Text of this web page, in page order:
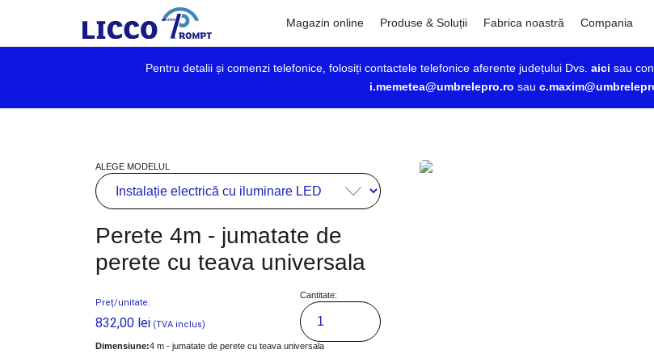
Magazin online Produse & Soluții Fabrica noastră Compania
Pentru detalii și comenzi telefonice, folosiți contactele telefonice aferente județului Dvs. aici sau
i.memetea@umbrelepro.ro sau
ALEGE MODELUL
Perete 4m - jumatate de
perete cu teava universala
Preț/unitate:
832,00 lei (TVA inclus)
Cantitate:
Dimensiune:4 m - jumatate de perete cu teava universala